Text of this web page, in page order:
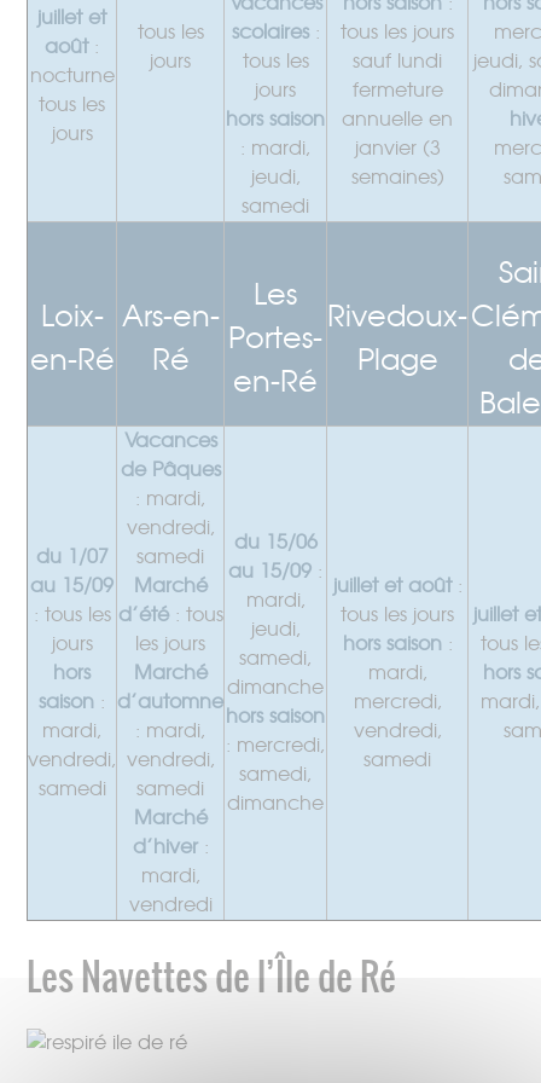
juillet et
août:
nocturne
tous les
jours
tous les
jours
scolaires:
tous les
jours
hors saison
: mardi,
jeudi,
samedi
tous les jours
sauf lundi
fermeture
annuelle en
janvier (3
semaines)
jeudi,
Loix-
en-Ré
Ars-en-
Ré
Les
Portes-
en-Ré
Rivedoux-
Plage
du 1/07
au 15/09
: tous les
jours
hors
saison :
mardi,
vendredi,
samedi
Vacances
de Pâques
: mardi,
vendredi,
samedi
Marché
d’été: tous
les jours
Marché
d’automne
: mardi,
vendredi,
samedi
Marché
d’hiver:
mardi,
vendredi
du 15/06
au 15/09 :
mardi,
jeudi,
samedi,
dimanche
hors saison
: mercredi,
samedi,
dimanche
juillet et août:
tous les jours
hors saison :
mardi,
mercredi,
vendredi,
samedi
juillet
tous
hors
Les Navettes de l’Île de Ré